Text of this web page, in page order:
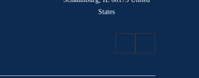
Schaumburg, IL 60173 United